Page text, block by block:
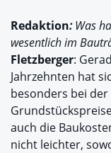
Redaktion:Was
wesentlich im
Fletzberger:
Jahrzehnten hat
besonders bei
auch die
nicht leichter,